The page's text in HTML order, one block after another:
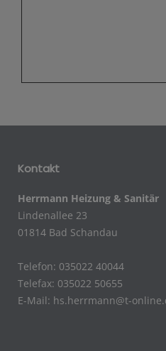
Kontakt
Herrmann Heizung & Sanitär
Lindenallee 23
01814 Bad Schandau
Telefon: 035022 40044
Telefax: 035022 50655
E-Mail: hs.herrmann@t-